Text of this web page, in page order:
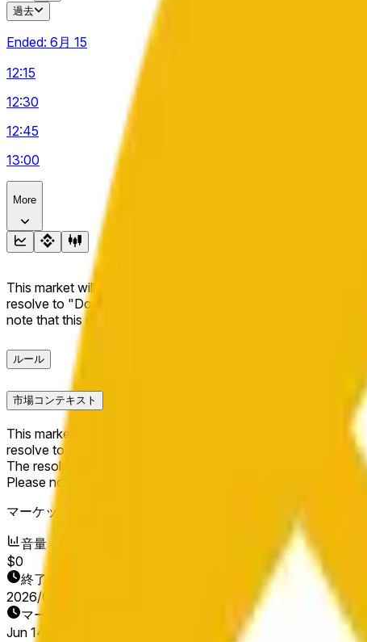
過去
Ended: 6月 15
12:15
12:30
12:45
13:00
More
This market will resolve to "Up" if the BNB price at the end
resolve to "Down". The resolution source for this market is
note that this market is about the price according to
ルール
市場コンテキスト
This market will resolve to "Up" if the BNB price at the end
resolve to "Down".
The resolution source for this market is information from
Please note that this market is about the price according to
マーケット開始日：
音量
$0
終了日
2026/06/15
マーケット開始日
Jun 14, 2026, 12:34 PM ET